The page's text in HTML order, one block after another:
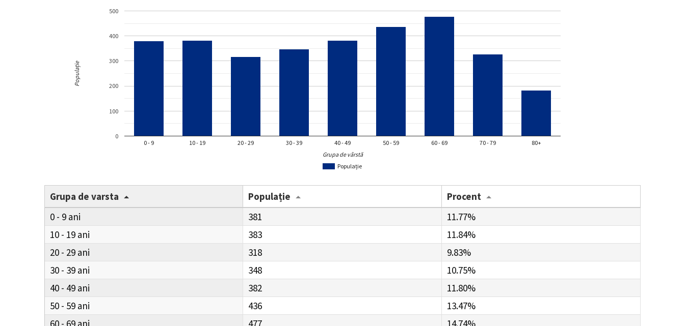
Populație
0 - 9 10 - 19 20 - 29 30 - 39 40 - 49 50 - 59 60 - 69 70 - 79 80+
0
100
200
300
400
500
Grupa de vârstă
Populație
Grupa de varsta Populație
Procent
0 - 9
381
11.77%
10 - 19
383
11.84%
20 - 29
318
9.83%
30 - 39
348
10.75%
40 - 49
382
11.80%
50 - 59
436
13.47%